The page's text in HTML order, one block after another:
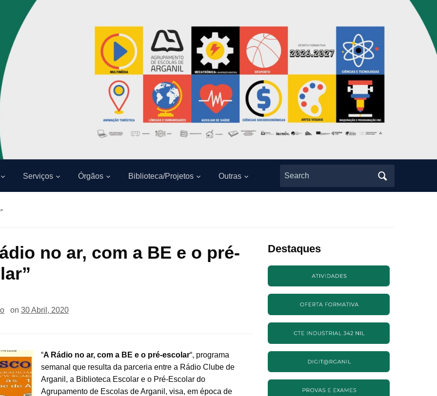
Serviços Órgãos Biblioteca/Projetos Outras
Search
for:
no ar, com a BE e o pré-
on 30 Abril, 2020
“A Rádio no ar, com a BE e o pré-escolar“, programa
semanal que resulta da parceria entre a Rádio Clube de
Arganil, a Biblioteca Escolar e o Pré-Escolar do
Agrupamento de Escolas de Arganil, visa, em época de
Destaques